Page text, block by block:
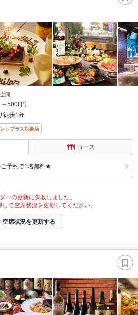
間
5000円
徒歩1分
トプラス対象店
コース
ご予約で1名無料★
ーの更新に失敗しました。
て空席状況を更新してください。
空席状況を更新する